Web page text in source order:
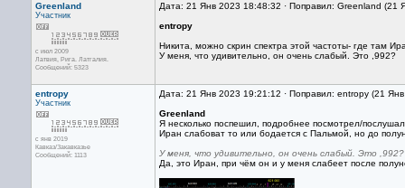
Greenland
Участник
с июл 2009
Латвия, Рига. Латгалия.
Сообщений: 5323
Дата: 21 Янв 2023 18:48:32 · Поправил: Greenland (21
entropy
Никита, можно скрин спектра этой частоты- где там
У меня, что удивительно, он очень слабый. Это ,992?
entropy
Участник
с янв 2019
Кавказ/Закавказье
Сообщений: 1113
Дата: 21 Янв 2023 19:21:12 · Поправил: entropy (21
Greenland
Я несколько поспешил, подробнее посмотрел/
Иран слабоват то или бодается с Пальмой, но до
У меня, что удивительно, он очень слабый. Это ,992?
Да, это Иран, при чём он и у меня слабеет после